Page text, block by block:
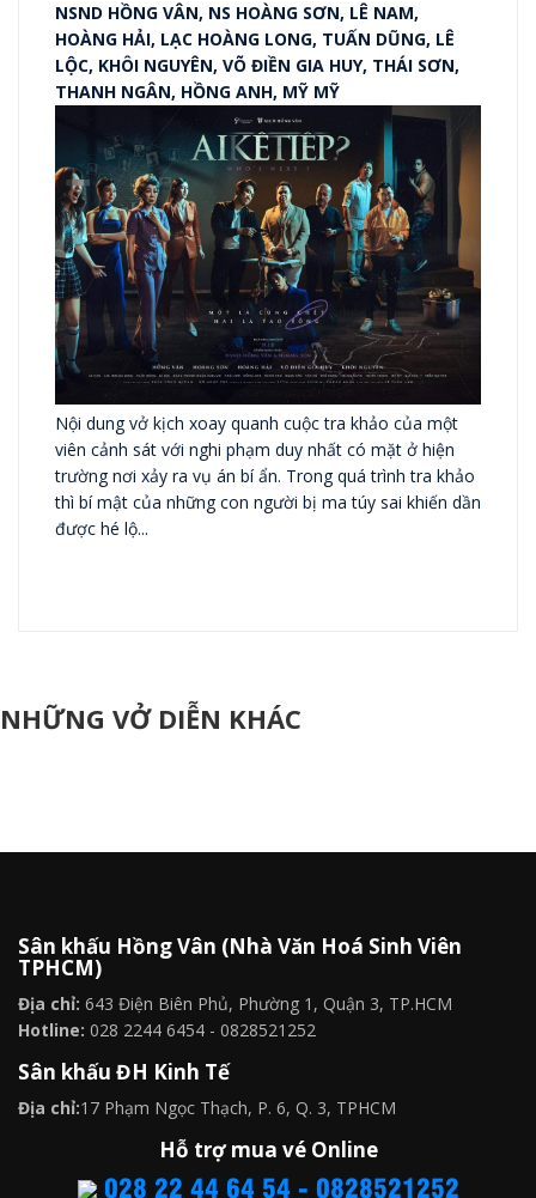
NSND HỒNG VÂN, NS HOÀNG SƠN, LÊ NAM,
HOÀNG HẢI, LẠC HOÀNG LONG, TUẤN DŨNG, LÊ
LỘC, KHÔI NGUYÊN, VÕ ĐIỀN GIA HUY, THÁI SƠN,
THANH NGÂN, HỒNG ANH, MỸ MỸ
Nội dung vở kịch xoay quanh cuộc tra khảo của một
viên cảnh sát với nghi phạm duy nhất có mặt ở hiện
trường nơi xảy ra vụ án bí ẩn. Trong quá trình tra khảo
thì bí mật của những con người bị ma túy sai khiến dần
được hé lộ...
NHỮNG VỞ DIỄN KHÁC
Sân khấu Hồng Vân (Nhà Văn Hoá Sinh Viên
TPHCM)
Địa chỉ: 643 Điện Biên Phủ, Phường 1, Quận 3, TP.HCM
Hotline: 028 2244 6454 - 0828521252
Sân khấu ĐH Kinh Tế
Địa chỉ:17 Phạm Ngọc Thạch, P. 6, Q. 3, TPHCM
Hỗ trợ mua vé Online
028 22 44 64 54 - 0828521252